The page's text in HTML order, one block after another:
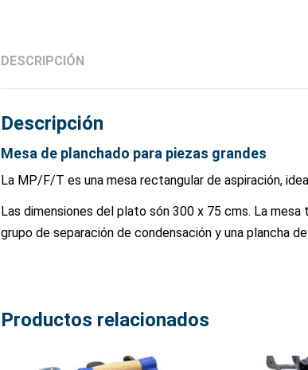
DESCRIPCIÓN
Descripción
Mesa de planchado para piezas grandes
La MP/F/T es una mesa rectangular de aspiración,
Las dimensiones del plato són 300 x 75 cms. La mesa
grupo de separación de condensación y una plancha de
Productos relacionados